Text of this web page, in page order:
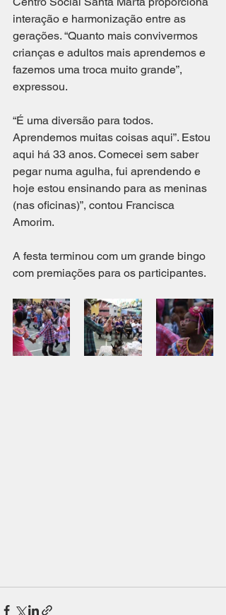
interação e harmonização entre as
gerações. “Quanto mais convivermos
crianças e adultos mais aprendemos e
fazemos uma troca muito grande”,
expressou.
“É uma diversão para todos.
Aprendemos muitas coisas aqui”. Estou
aqui há 33 anos. Comecei sem saber
pegar numa agulha, fui aprendendo e
hoje estou ensinando para as meninas
(nas oficinas)”, contou Francisca
Amorim.
A festa terminou com um grande bingo
com premiações para os participantes.